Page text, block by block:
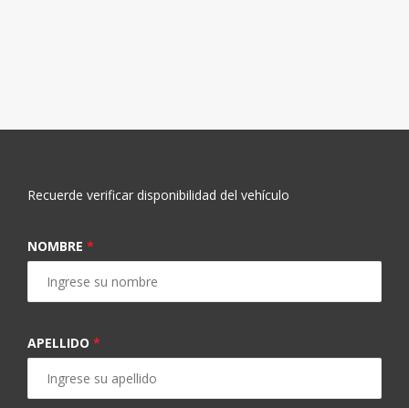
Recuerde verificar disponibilidad del vehículo
NOMBRE *
APELLIDO *